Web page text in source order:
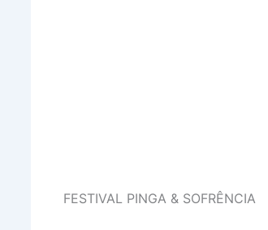
FESTIVAL PINGA & SOFRÊNCIA